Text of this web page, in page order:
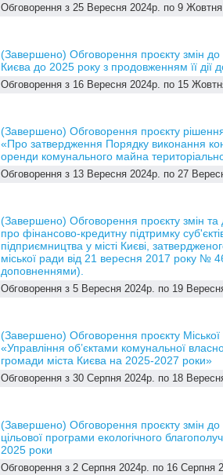
Обговорення з 25 Вересня 2024р. по 9
(Завершено) Обговорення проєкту змін до
Києва до 2025 року з продовженням її дії
Обговорення з 16 Вересня 2024р. по 15
(Завершено) Обговорення проєкту рішення
«Про затвердження Порядку виконання
оренди комунального майна
Обговорення з 13 Вересня 2024р. по 27
(Завершено) Обговорення проєкту змін
про фінансово-кредитну підтримку
підприємництва у місті Києві,
міської ради від 21 вересня 2017 року №
доповненнями).
Обговорення з 5 Вересня 2024р. по 19
(Завершено) Обговорення проєкту Міської
«Управління об’єктами комунальної
громади міста Києва на 2025-2027 роки»
Обговорення з 30 Серпня 2024р. по 18
(Завершено) Обговорення проєкту змін до
цільової програми екологічного
2025 роки
Обговорення з 2 Серпня 2024р. по 16 Серпня